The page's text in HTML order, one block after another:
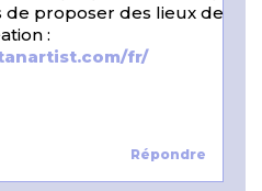
Répondre
de proposer des lieux de
:
fr/